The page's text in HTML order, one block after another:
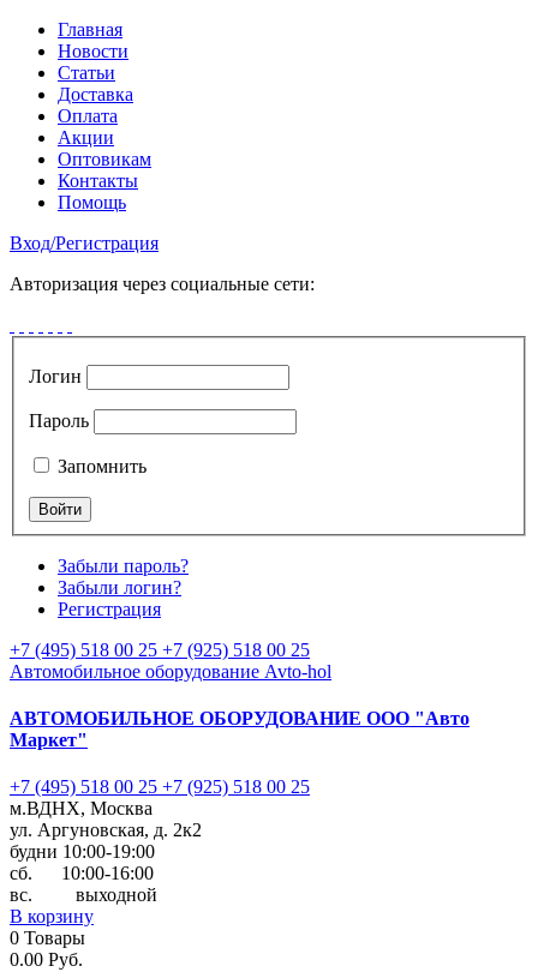
Главная
Новости
Статьи
Доставка
Оплата
Акции
Оптовикам
Контакты
Помощь
Вход/Регистрация
Авторизация через социальные сети:
Логин
Пароль
Запомнить
Забыли пароль?
Забыли логин?
Регистрация
+7 (495) 518 00 25 +7 (925) 518 00 25
Автомобильное оборудование Avto-hol
АВТОМОБИЛЬНОЕ ОБОРУДОВАНИЕ ООО "Авто
Маркет"
+7 (495) 518 00 25 +7 (925) 518 00 25
м.ВДНХ, Москва
ул. Аргуновская, д. 2к2
будни 10:00-19:00
cб. 10:00-16:00
вс. выходной
В корзину
0 Товары
0.00 Руб.